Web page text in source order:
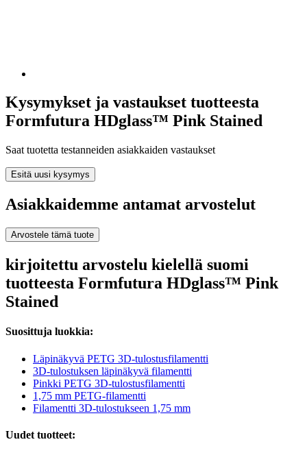
Kysymykset ja vastaukset tuotteesta
Formfutura HDglass™ Pink Stained
Saat tuotetta testanneiden asiakkaiden vastaukset
Esitä uusi kysymys
Asiakkaidemme antamat arvostelut
Arvostele tämä tuote
kirjoitettu arvostelu kielellä suomi
tuotteesta Formfutura HDglass™ Pink
Stained
Suosittuja luokkia:
Läpinäkyvä PETG 3D-tulostusfilamentti
3D-tulostuksen läpinäkyvä filamentti
Pinkki PETG 3D-tulostusfilamentti
1,75 mm PETG-filamentti
Filamentti 3D-tulostukseen 1,75 mm
Uudet tuotteet: